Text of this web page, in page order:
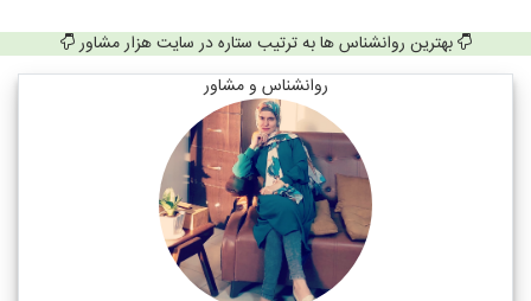
بهترین روانشناس ها به ترتیب ستاره در سایت هزار مشاور
روانشناس و مشاور